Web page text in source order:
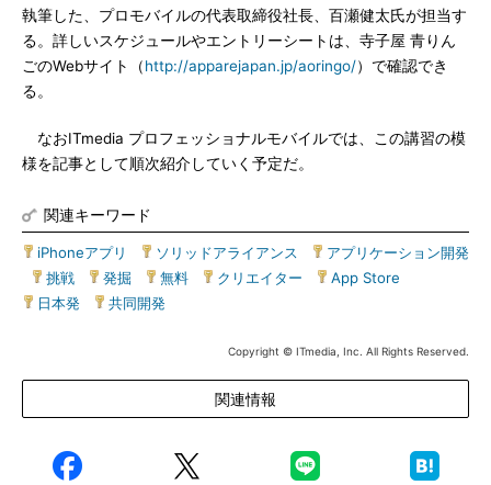
執筆した、プロモバイルの代表取締役社長、百瀬健太氏が担当す
る。詳しいスケジュールやエントリーシートは、寺子屋 青りん
ごのWebサイト（http://apparejapan.jp/aoringo/）で確認でき
る。
なおITmedia プロフェッショナルモバイルでは、この講習の模
様を記事として順次紹介していく予定だ。
関連キーワード
iPhoneアプリ ソリッドアライアンス
アプリケーション開発
挑戦 発掘 無料 クリエイター App Store
日本発
共同開発
Copyright © ITmedia, Inc. All Rights Reserved.
関連情報